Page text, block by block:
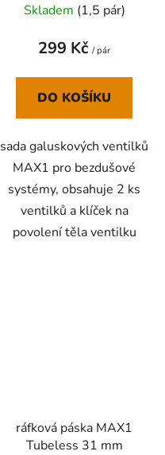
Skladem (1,5 pár)
299 Kč / pár
DO KOŠÍKU
sada galuskových ventilků
MAX1 pro bezdušové
systémy, obsahuje 2 ks
ventilků a klíček na
povolení těla ventilku
ráfková páska MAX1
Tubeless 31 mm